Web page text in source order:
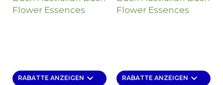
RABATTE ANZEIGEN keyboard_arrow_down RABATTE ANZEIGEN keyboard_arrow_down